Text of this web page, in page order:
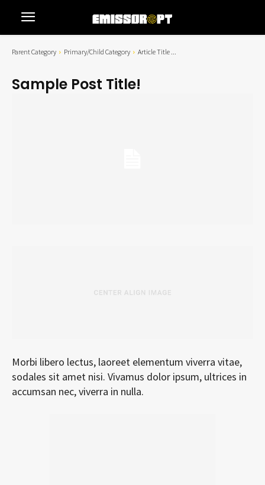
Parent Category Primary/Child Category Article Title ...
Sample Post Title!
Morbi libero lectus, laoreet elementum viverra vitae,
sodales sit amet nisi. Vivamus dolor ipsum, ultrices in
accumsan nec, viverra in nulla.